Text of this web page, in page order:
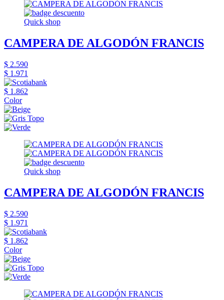
Quick shop
CAMPERA DE ALGODÓN FRANCIS
$ 2.590
$ 1.971
$ 1.862
Color
Quick shop
CAMPERA DE ALGODÓN FRANCIS
$ 2.590
$ 1.971
$ 1.862
Color